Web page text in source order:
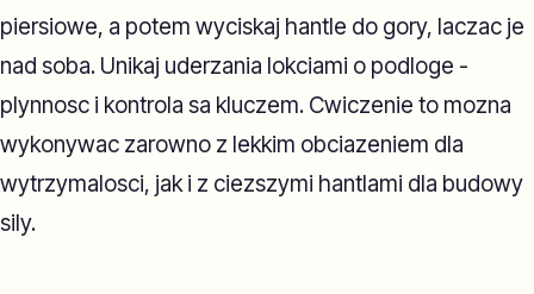
piersiowe, a potem wyciskaj hantle do gory, laczac je
nad soba. Unikaj uderzania lokciami o podloge -
plynnosc i kontrola sa kluczem. Cwiczenie to mozna
wykonywac zarowno z lekkim obciazeniem dla
wytrzymalosci, jak i z ciezszymi hantlami dla budowy
sily.